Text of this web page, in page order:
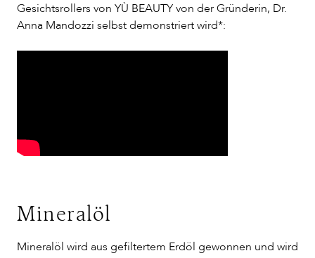
Gesichtsrollers von YÙ BEAUTY von der Gründerin, Dr.
Anna Mandozzi selbst demonstriert wird*:
Mineralöl
Mineralöl wird aus gefiltertem Erdöl gewonnen und wird